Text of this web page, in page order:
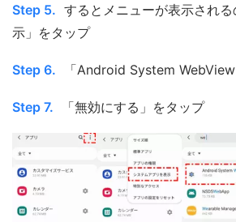
Step 5. するとメニューが表示され
示」をタップ
Step 6. 「Android System
Step 7. 「無効にする」をタップ